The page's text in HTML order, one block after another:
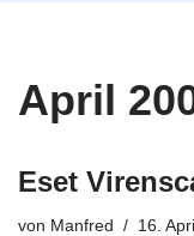
April
Eset
von Manfred 16.